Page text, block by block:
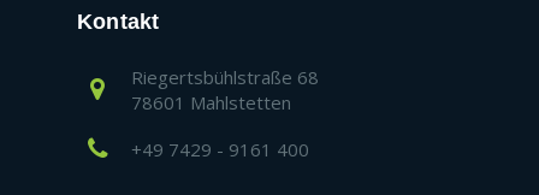
Kontakt
Riegertsbühlstraße 68
78601 Mahlstetten
+49 7429 - 9161 400